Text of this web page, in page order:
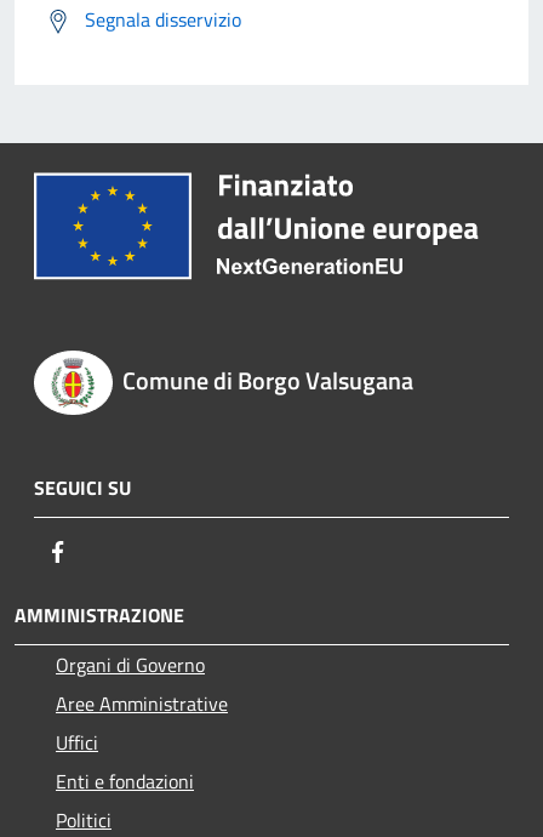
Segnala disservizio
Comune di Borgo Valsugana
SEGUICI SU
AMMINISTRAZIONE
Organi di Governo
Aree Amministrative
Uffici
Enti e fondazioni
Politici